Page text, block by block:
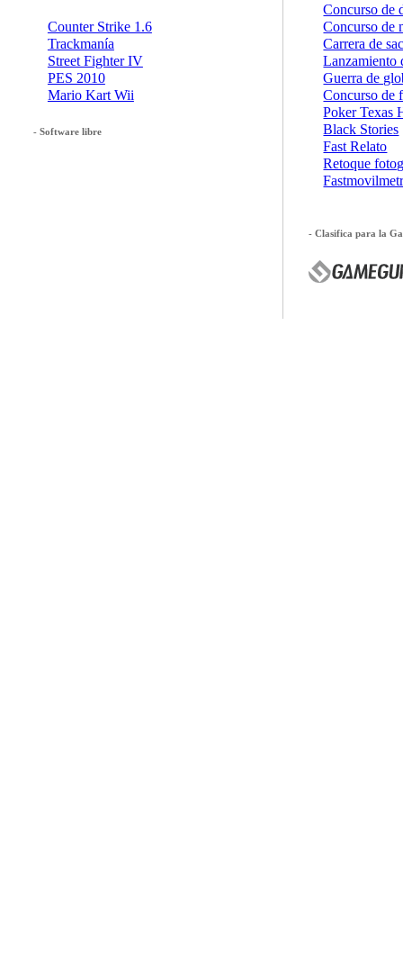
Counter Strike 1.6
Trackmanía
Street Fighter IV
PES 2010
Mario Kart Wii
- Software libre
Concurso de
Concurso de
Carrera de
Lanzamiento
Guerra de
Concurso de
Poker Texas
Black Stories
Fast Relato
Retoque
-Clasifica para la